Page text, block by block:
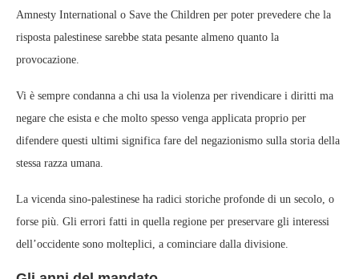
Amnesty International o Save the Children per poter prevedere che la
risposta palestinese sarebbe stata pesante almeno quanto la
provocazione.
Vi è sempre condanna a chi usa la violenza per rivendicare i diritti ma
negare che esista e che molto spesso venga applicata proprio per
difendere questi ultimi significa fare del negazionismo sulla storia della
stessa razza umana.
La vicenda sino-palestinese ha radici storiche profonde di un secolo, o
forse più. Gli errori fatti in quella regione per preservare gli interessi
dell’occidente sono molteplici, a cominciare dalla divisione.